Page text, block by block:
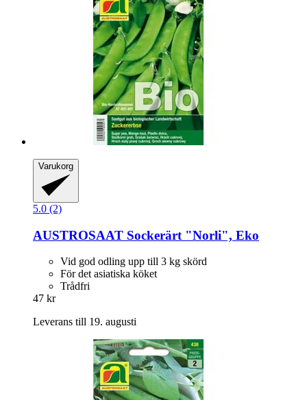
Varukorg
5.0 (2)
AUSTROSAAT Sockerärt "Norli", Eko
Vid god odling upp till 3 kg skörd
För det asiatiska köket
Trådfri
47 kr
Leverans till 19. augusti